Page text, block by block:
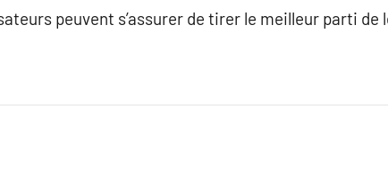
peuvent s’assurer de tirer le meilleur parti de